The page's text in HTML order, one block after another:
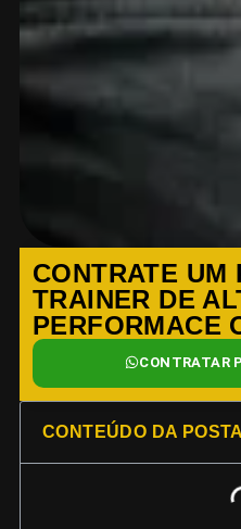
CONTRATE UM
TRAINER DE
PERFORMACE
CONTRATAR
CONTEÚDO DA